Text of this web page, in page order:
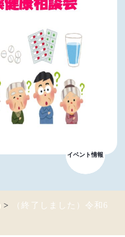
お知らせ
イベント情報
>
（終了しました）令和6